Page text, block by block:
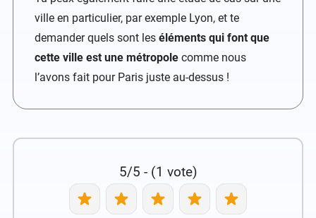
ville en particulier, par exemple Lyon, et te
demander quels sont les éléments qui font que
cette ville est une métropole comme nous
l’avons fait pour Paris juste au-dessus !
5/5 - (1 vote)